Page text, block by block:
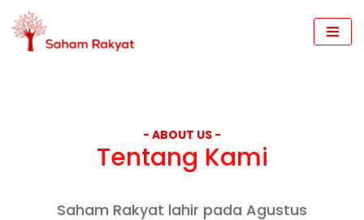
Skip
- ABOUT US -
Tentang Kami
Saham Rakyat lahir pada Agustus